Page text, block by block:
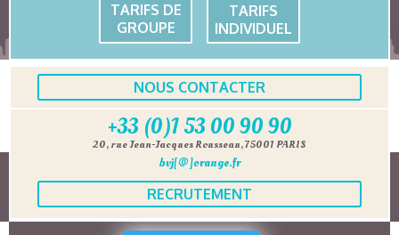
TARIFS DE
GROUPE
TARIFS
INDIVIDUEL
NOUS CONTACTER
+33 (0)1 53 00 90 90
20, rue Jean-Jacques Rousseau, 75001 PARIS
bvj[@]orange.fr
RECRUTEMENT